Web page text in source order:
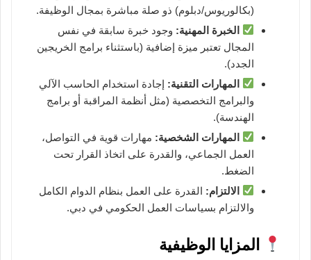
(بكالوريوس/دبلوم) ذو صلة مباشرة بمجال الوظيفة.
الخبرة المهنية: وجود خبرة سابقة في نفس
المجال تعتبر ميزة إضافية (باستثناء برامج الخريجين
الجدد).
المهارات التقنية: إجادة استخدام الحاسب الآلي
والبرامج التخصصية (مثل أنظمة المراقبة أو برامج
الهندسة).
المهارات الشخصية: مهارات قوية في التواصل،
العمل الجماعي، والقدرة على اتخاذ القرار تحت
الضغط.
الالتزام: القدرة على العمل بنظام الدوام الكامل
والالتزام بسياسات العمل الحكومي في دبي.
المزايا الوظيفية